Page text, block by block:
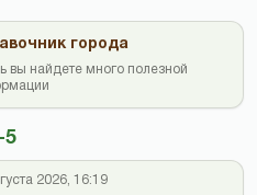
5
2026, 16:19
города
вы найдете много полезной